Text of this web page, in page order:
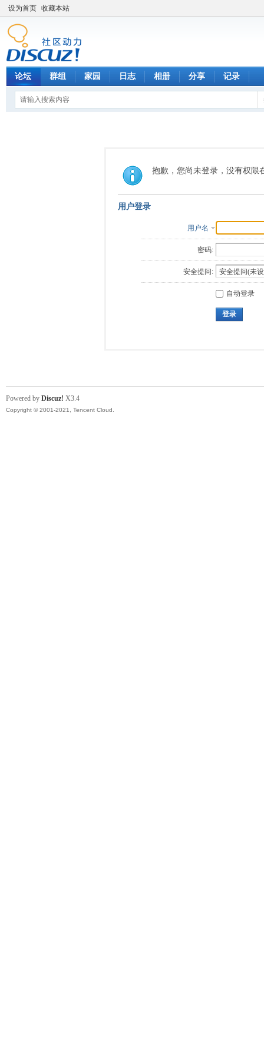
设为首页 收藏本站
论坛 群组 家园 日志 相册 分享 记录
抱歉，您尚未登录，没有权限
用户登录
用户名
密码:
安全提问:
自动登录
登录
Powered by Discuz! X3.4
Copyright © 2001-2021, Tencent Cloud.